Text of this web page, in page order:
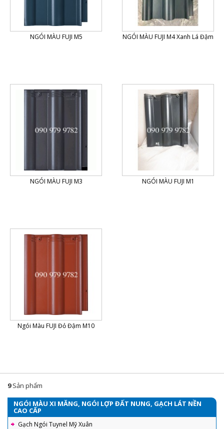
NGÓI MÀU FUJI M5 NGÓI MÀU FUJI M4 Xanh Lá Đậm
NGÓI MÀU FUJI M3 NGÓI MÀU FUJI M1
Ngói Màu FUJI Đỏ Đậm M10
9Sản phẩm
NGÓI MÀU XI MĂNG, NGÓI LỢP ĐẤT NUNG, GẠCH LÁT NỀN
CAO CẤP
Gạch Ngói Tuynel Mỹ Xuân